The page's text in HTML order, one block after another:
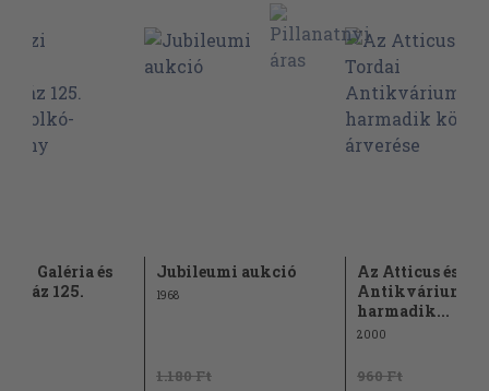
Galéria és
125.
Jubileumi aukció
1968
1.180 Ft
Az Atticus és a
Antikvárium
harmadik...
2000
960 Ft